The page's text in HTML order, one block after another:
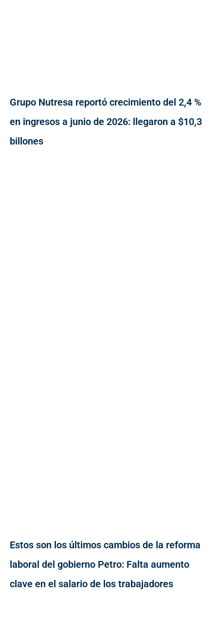
Grupo Nutresa reportó crecimiento del 2,4 %
en ingresos a junio de 2026: llegaron a $10,3
billones
Estos son los últimos cambios de la reforma
laboral del gobierno Petro: Falta aumento
clave en el salario de los trabajadores